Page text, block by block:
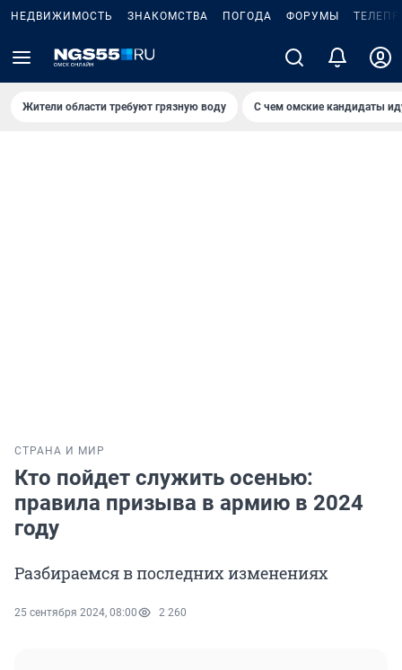
НЕДВИЖИМОСТЬ ЗНАКОМСТВА ПОГОДА ФОРУМЫ
Жители области требуют грязную воду С чем омские кандидаты
СТРАНА И МИР
Кто пойдет служить осенью:
правила призыва в армию в 2024
году
Разбираемся в последних изменениях
25 сентября 2024, 08:00 2 260